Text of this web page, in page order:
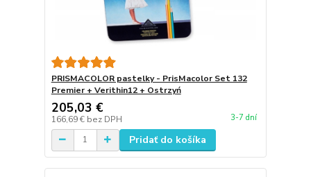
PRISMACOLOR pastelky - PrisMacolor Set 132
Premier + Verithin12 + Ostrzyń
205,03 €
166,69 € bez DPH 3-7 dní
Pridať do košíka